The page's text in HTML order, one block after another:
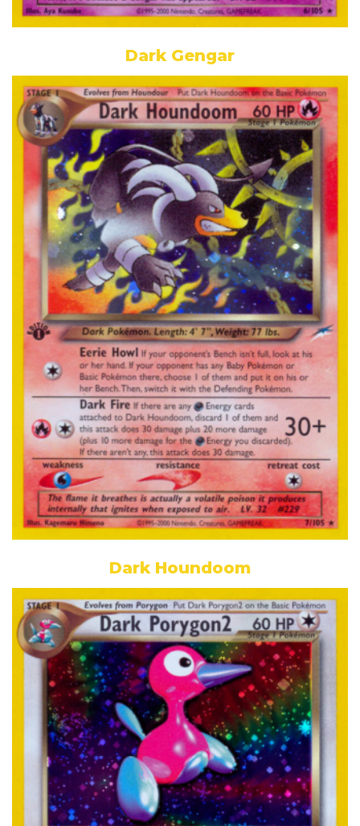
Dark Gengar
Dark Houndoom